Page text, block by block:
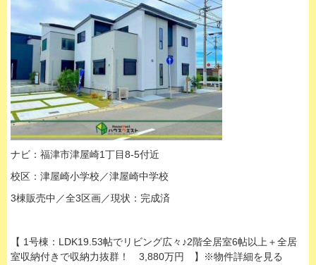
ナビ：福津市津屋崎1丁目8-5付近
校区：津屋崎小学校／津屋崎中学校
3棟販売中／全3区画／現状：完成済
【 1号棟：LDK19.53帖でリビング広々♪2階全居室6帖以上＋全居
室収納付きで収納力抜群！ 3,880万円 】※物件詳細を見る